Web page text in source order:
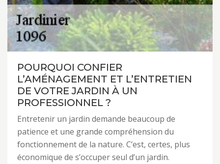
POURQUOI CONFIER
L’AMÉNAGEMENT ET L’ENTRETIEN
DE VOTRE JARDIN À UN
PROFESSIONNEL ?
Entretenir un jardin demande beaucoup de
patience et une grande compréhension du
fonctionnement de la nature. C’est, certes, plus
économique de s’occuper seul d’un jardin.